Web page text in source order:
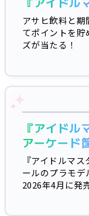
アサヒ飲料と
てポイントを貯
ズが当たる！
『アイドル
アーケード
『アイドルマ
ールのプラモデ
2026年4月に発